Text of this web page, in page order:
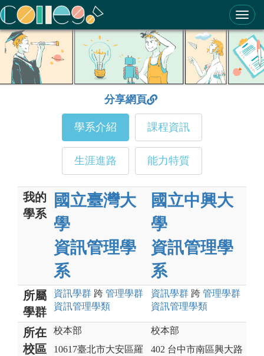
ColleGo! 大學選才與高中育才輔助系統
分享網頁
學系介紹 課程資訊
生涯進路 能力特質
我的
學系
國立臺灣大
學
資訊管理學
系
國立中興大
學
資訊管理學
系
所屬
學群
資訊學群 跨 管理學群
資訊管理學類
資訊學群 跨 管理學群
資訊管理學類
所在
校區
校本部
10617臺北市大安區羅
校本部
402 台中市南區興大路